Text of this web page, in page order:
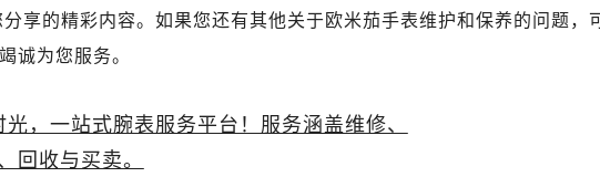
龙华路欧米茄售后服务中心（需提前预约）
兴大街欧米茄售后服务中心（需提前预约）
河路欧米茄售后服务中心（需提前预约）
南街欧米茄售后服务中心（需提前预约）
分享的精彩内容。如果您还有其他关于欧米茄手表维护和保养的问题，
诚为您服务。